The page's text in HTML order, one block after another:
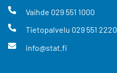
Vaihde 029 551 1000
Tietopalvelu 029 551 2220
info@stat.fi